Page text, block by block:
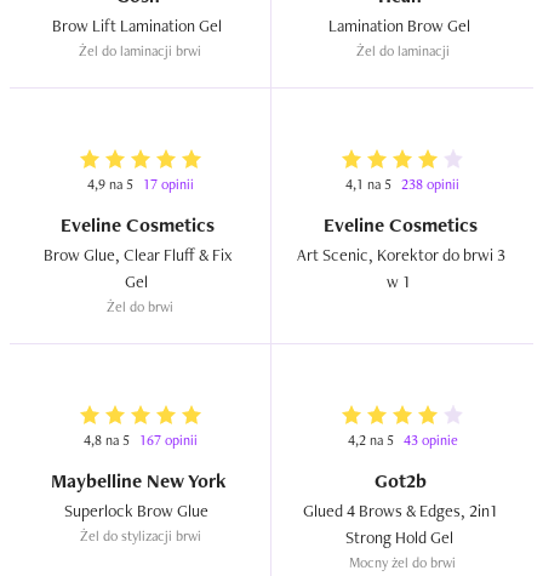
Żel do laminacji brwi Żel do laminacji
4,9 na 5 17 opinii
Eveline Cosmetics
Brow Glue, Clear Fluff & Fix
Żel do brwi
4,1 na 5 238 opinii
Eveline Cosmetics
Art Scenic, Korektor do brwi 3
4,8 na 5 167 opinii
Maybelline New York
Żel do stylizacji brwi
4,2 na 5 43 opinie
Got2b
Glued 4 Brows & Edges, 2in1
Mocny żel do brwi